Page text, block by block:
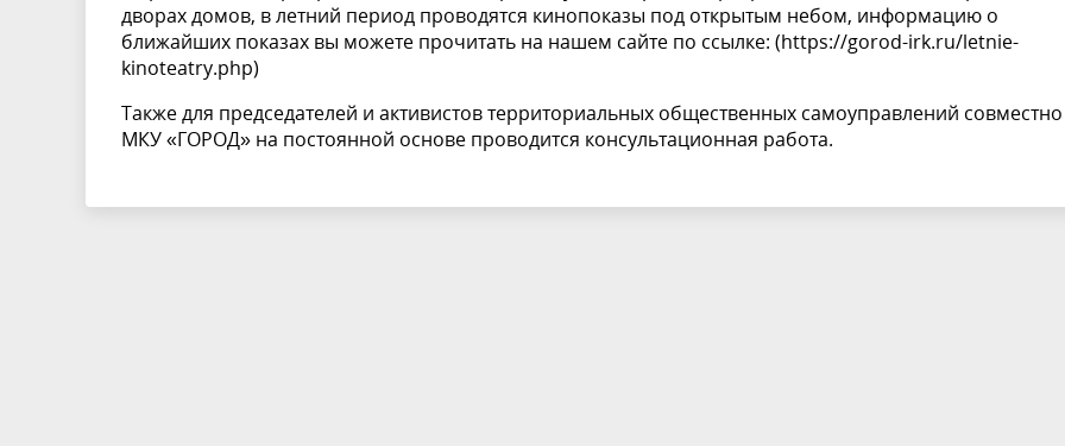
дворах домов, в летний период проводятся кинопоказы под открытым небом, информацию о
ближайших показах вы можете прочитать на нашем сайте по ссылке: (https://gorod-irk.ru/letnie-
kinoteatry.php)
Также для председателей и активистов территориальных общественных самоуправлений совместно
МКУ «ГОРОД» на постоянной основе проводится консультационная работа.